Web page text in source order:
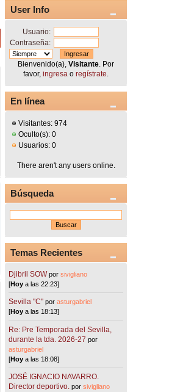
User Info
Usuario:
Contraseña:
Bienvenido(a),Visitante . Por
favor,ingresa oregístrate
En línea
Visitantes: 974
Oculto(s): 0
Usuarios: 0
There aren't any users online.
Búsqueda
Temas Recientes
Djibril SOW porsivigliano
[Hoy a las 22:23]
Sevilla "C"porasturgabriel
[Hoy a las 18:13]
Re: Pre Temporada del Sevilla,
durante la tda. 2026-27 por
asturgabriel
[Hoy a las 18:08]
JOSÉ IGNACIO NAVARRO.
Director deportivo. porsivigliano